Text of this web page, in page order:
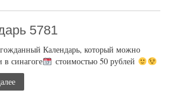
5781
Календарь, который можно
в синагоге
стоимостью 50 рублей